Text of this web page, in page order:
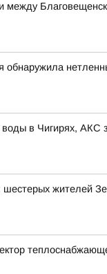
между
обнаружила
в Чигирях, АКС
шестерых жителей